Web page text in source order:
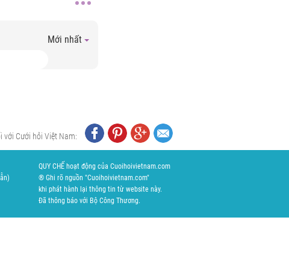
Mới nhất
với Cưới hỏi Việt Nam:
)
QUY CHẾ hoạt động của Cuoihoivietnam.com
® Ghi rõ nguồn "Cuoihoivietnam.com"
khi phát hành lại thông tin từ website này.
Đã thông báo với Bộ Công Thương.